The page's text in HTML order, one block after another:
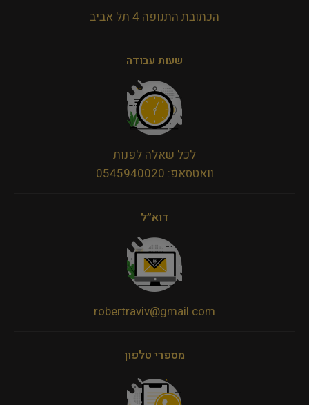
הכתובת התנופה 4 תל אביב
שעות עבודה
לכל שאלה לפנות
וואטסאפ: 0545940020
דוא״ל
robertraviv@gmail.com
מספרי טלפון